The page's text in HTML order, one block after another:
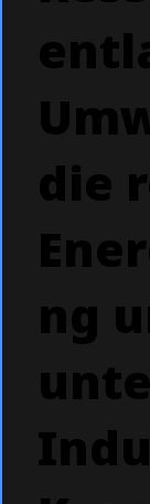
die
ng